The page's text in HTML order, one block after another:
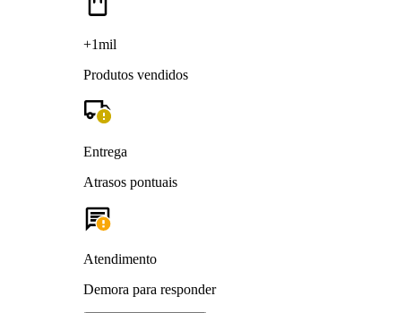
+1mil
Produtos vendidos
Entrega
Atrasos pontuais
Atendimento
Demora para responder